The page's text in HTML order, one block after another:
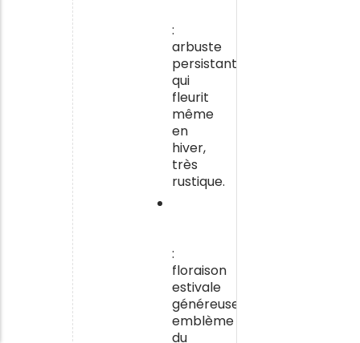
:
arbuste
persistant
qui
fleurit
même
en
hiver,
très
rustique.
:
floraison
estivale
généreuse,
emblème
du